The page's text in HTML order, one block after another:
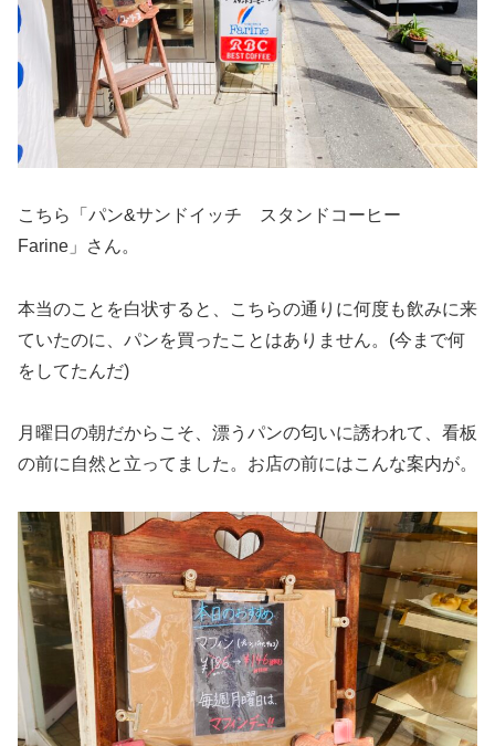
こちら「パン&サンドイッチ スタンドコーヒー
Farine」さん。
本当のことを白状すると、こちらの通りに何度も飲みに来
ていたのに、パンを買ったことはありません。(今まで何
をしてたんだ)
月曜日の朝だからこそ、漂うパンの匂いに誘われて、看板
の前に自然と立ってました。お店の前にはこんな案内が。